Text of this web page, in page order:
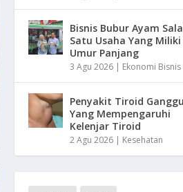
Bisnis Bubur Ayam
Satu Usaha Yang Miliki
Umur Panjang
3 Agu 2026 | Ekonomi Bisnis
Penyakit Tiroid
Yang Mempengaruhi
Kelenjar Tiroid
2 Agu 2026 | Kesehatan